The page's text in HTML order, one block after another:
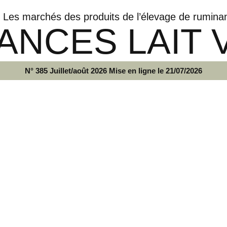
Les marchés des produits de l’élevage de
LAIT
N° 385 Juillet/août 2026 Mise en ligne le 21/07/2026